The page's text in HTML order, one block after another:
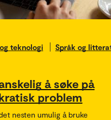
teknologi
Språk og
å søke på
problem
nesten umulig å bruke